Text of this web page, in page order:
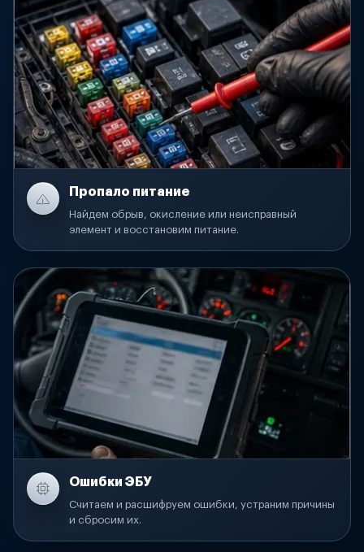
Пропало питание
Найдем обрыв, окисление или неисправный
элемент и восстановим питание.
Ошибки ЭБУ
Считаем и расшифруем ошибки, устраним причины
и сбросим их.